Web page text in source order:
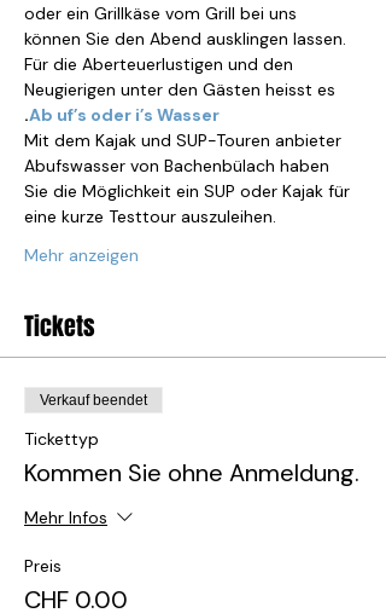
oder ein Grillkäse vom Grill bei uns
können Sie den Abend ausklingen lassen.
Für die Aberteuerlustigen und den
Neugierigen unter den Gästen heisst es
.Ab uf’s oder i’s Wasser
Mit dem Kajak und SUP-Touren anbieter
Abufswasser von Bachenbülach haben
Sie die Möglichkeit ein SUP oder Kajak für
eine kurze Testtour auszuleihen.
Mehr anzeigen
Tickets
Verkauf beendet
Tickettyp
Kommen Sie ohne Anmeldung.
Mehr Infos
Preis
CHF 0.00